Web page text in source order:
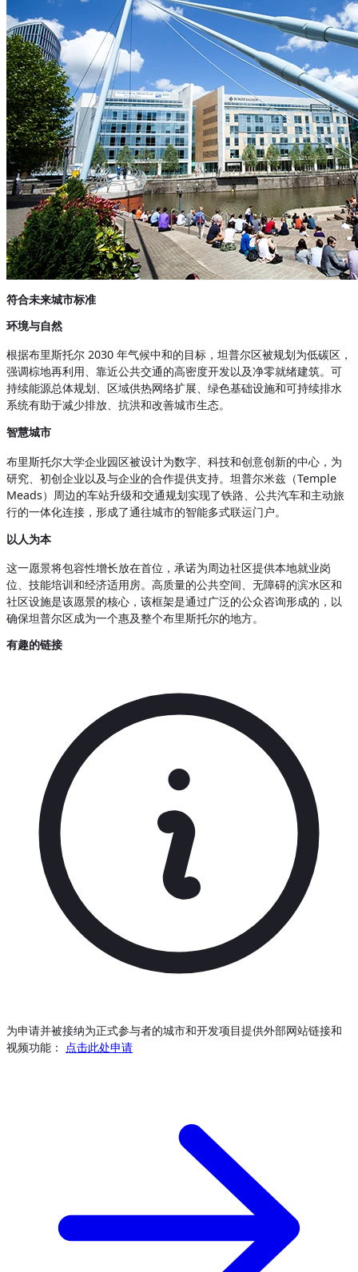
符合未来城市标准
环境与自然
根据布里斯托尔 2030 年气候中和的目标，坦普尔区被规划为低碳区，
强调棕地再利用、靠近公共交通的高密度开发以及净零就绪建筑。可
持续能源总体规划、区域供热网络扩展、绿色基础设施和可持续排水
系统有助于减少排放、抗洪和改善城市生态。
智慧城市
布里斯托尔大学企业园区被设计为数字、科技和创意创新的中心，为
研究、初创企业以及与企业的合作提供支持。坦普尔米兹（Temple
Meads）周边的车站升级和交通规划实现了铁路、公共汽车和主动旅
行的一体化连接，形成了通往城市的智能多式联运门户。
以人为本
这一愿景将包容性增长放在首位，承诺为周边社区提供本地就业岗
位、技能培训和经济适用房。高质量的公共空间、无障碍的滨水区和
社区设施是该愿景的核心，该框架是通过广泛的公众咨询形成的，以
确保坦普尔区成为一个惠及整个布里斯托尔的地方。
有趣的链接
为申请并被接纳为正式参与者的城市和开发项目提供外部网站链接和
视频功能：
点击此处申请